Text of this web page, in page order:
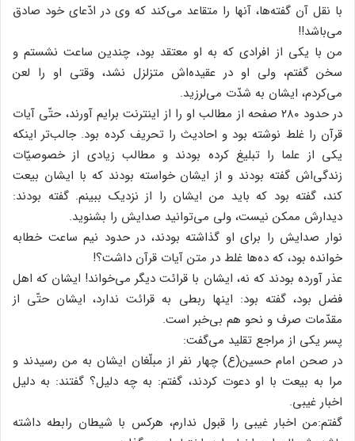
با نقل آن گفته‌ها، آنها را متقاعد می‌کند که وی در ادّعای خود صادق
می‌باشد!!
من با یکی از افرادی که به او معتقد بود، چندین ساعت نشستم و
سخن گفتم، ولی او در عقیده‌اش متزلزل نشد، وقتی او را لعن
می‌کردم، ‌ایشان به شدّت می‌لرزید.
در حدود ۲۸۰ صفحه از مطالب او را از اینترنت برایم آورند، حتّی آیات
قرآن را غلط نوشته بود و احادیث را تحریف کرده بود. جالب‌تر اینکه
یکی از علما را تبلیغ کرده بودند و مطالب زیادی از خصوصیّات
زندگی‌اش گفته بودند و از ایشان خواسته بودند که با ایشان بیعت
کند، گفته بود که باید من ایشان را از نزدیک ببینم. گفته بودند:
دیدارش ممکن نیست، ولی می‌توانید صدایش را بشنوید.
نوار صدایش را برای او گذاشته بودند، در حدود نیم ساعت خطابه
خوانده بود، که ده‌ها غلط در متن آیات قرآن داشت؟!
عذر آورده بودند که نه، ایشان با قرائت دیگر می‌خواند! ایشان که اهل
فضل بود، گفته بود: اینها ربطی به قرائت ندارد، ایشان حتّی از
مقدّمات صرف و نحو هم بی‌خبر است.
پسر یکی از مراجع تقلید می‌گفت:
در صحن امام حسین(ع) چهار نفر از مبلّغان ایشان به من رسیدند و
مرا به بیعت با او دعوت کردند، گفتم: به چه دلیل؟ گفتند: به دلیل
اخبار غیبی.
گفتم:‌من اخبار غیبی را قبول ندارم، هرکس با شیطان رابطه داشته